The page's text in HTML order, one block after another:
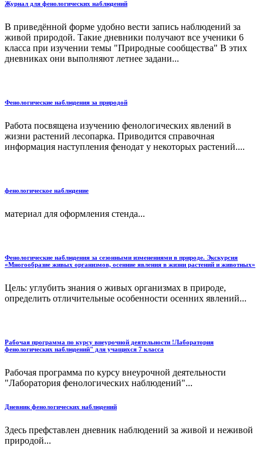
Журнал для фенологических наблюдений
В приведённой форме удобно вести запись наблюдений за
живой природой. Такие дневники получают все ученики 6
класса при изучении темы "Природные сообщества" В этих
дневниках они выполняют летнее задани...
Фенологические наблюдения за природой
Работа посвящена изучению фенологических явлений в
жизни растений лесопарка. Приводится справочная
информация наступления фенодат у некоторых растений....
фенологическое наблюдение
материал для оформления стенда...
Фенологические наблюдения за сезонными изменениями в природе. Экскурсия
«Многообразие живых организмов, осенние явления в жизни растений и животных»
Цель: углубить знания о живых организмах в природе,
определить отличительные особенности осенних явлений...
Рабочая программа по курсу внеурочной деятельности !Лаборатория
фенологических наблюдений" для учащихся 7 класса
Рабочая программа по курсу внеурочной деятельности
"Лаборатория фенологических наблюдений"...
Дневник фенологических наблюдений
Здесь префставлен дневник наблюдений за живой и неживой
природой...